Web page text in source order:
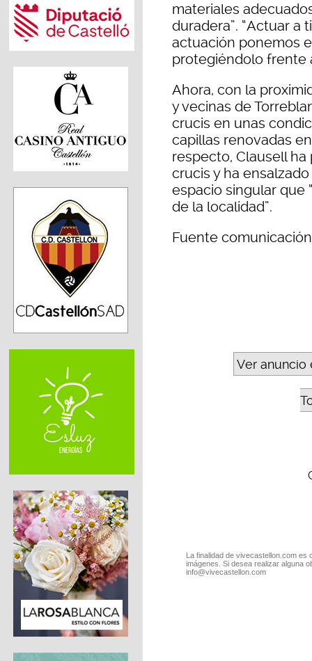
materiales
duradera”. “Actuar a
actuación ponemos
protegiéndolo frente
Ahora, con la
y vecinas de
crucis en unas
capillas renovadas
respecto, Clausell
crucis y ha
espacio singular que
de la localidad”.
Fuente
Ver anuncio
La finalidad de vivecastellon.com
imágenes. Si desea realizar alguna
info@vivecastellon.com